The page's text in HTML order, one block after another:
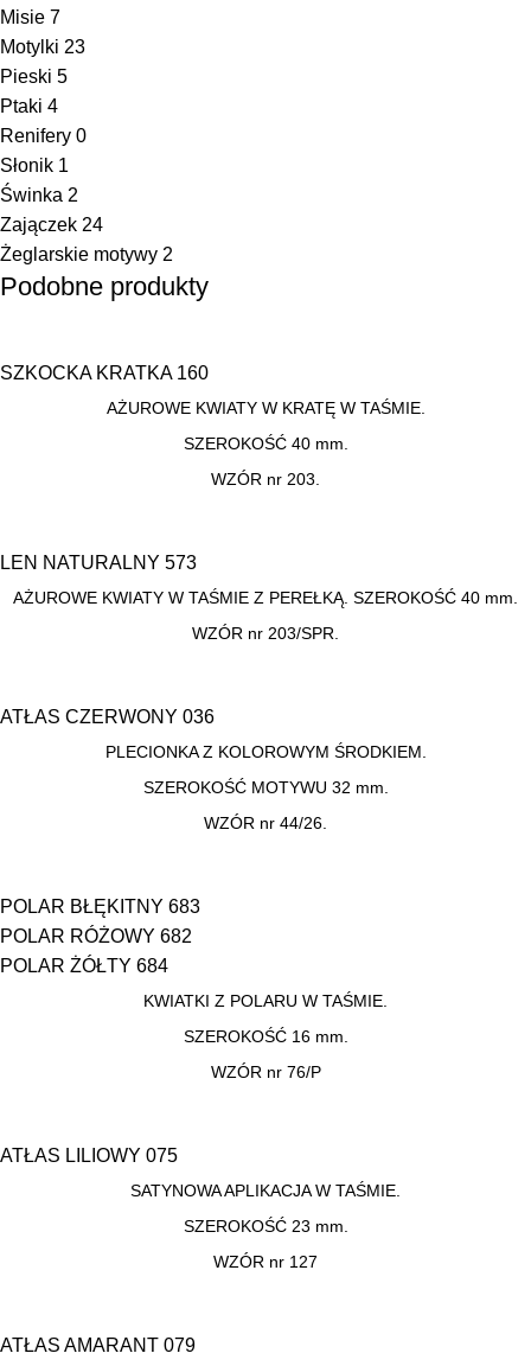
Misie 7
Motylki 23
Pieski 5
Ptaki 4
Renifery 0
Słonik 1
Świnka 2
Zajączek 24
Żeglarskie motywy 2
Podobne produkty
SZKOCKA KRATKA 160
AŻUROWE KWIATY W KRATĘ W TAŚMIE.
SZEROKOŚĆ 40 mm.
WZÓR nr 203.
LEN NATURALNY 573
AŻUROWE KWIATY W TAŚMIE Z PEREŁKĄ. SZEROKOŚĆ 40 mm.
WZÓR nr 203/SPR.
ATŁAS CZERWONY 036
PLECIONKA Z KOLOROWYM ŚRODKIEM.
SZEROKOŚĆ MOTYWU 32 mm.
WZÓR nr 44/26.
POLAR BŁĘKITNY 683
POLAR RÓŻOWY 682
POLAR ŻÓŁTY 684
KWIATKI Z POLARU W TAŚMIE.
SZEROKOŚĆ 16 mm.
WZÓR nr 76/P
ATŁAS LILIOWY 075
SATYNOWA APLIKACJA W TAŚMIE.
SZEROKOŚĆ 23 mm.
WZÓR nr 127
ATŁAS AMARANT 079